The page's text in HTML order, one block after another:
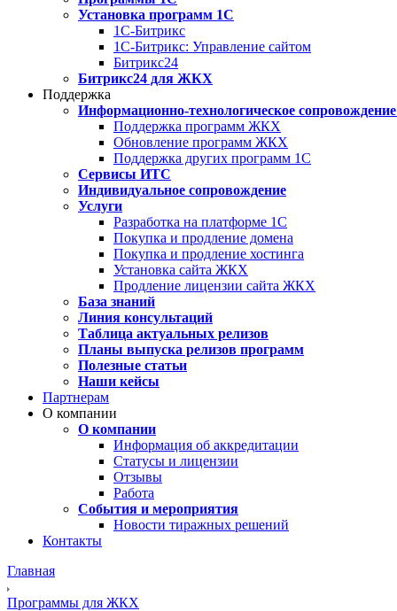
Установка программ 1С
1С-Битрикс
1С-Битрикс: Управление сайтом
Битрикс24
Битрикс24 для ЖКХ
Поддержка
Информационно-технологическое
Поддержка программ ЖКХ
Обновление программ ЖКХ
Поддержка других программ 1С
Сервисы ИТС
Индивидуальное сопровождение
Услуги
Разработка на платформе 1С
Покупка и продление домена
Покупка и продление хостинга
Установка сайта ЖКХ
Продление лицензии сайта ЖКХ
База знаний
Линия консультаций
Таблица актуальных релизов
Планы выпуска релизов программ
Полезные статьи
Наши кейсы
Партнерам
О компании
О компании
Информация об аккредитации
Статусы и лицензии
Отзывы
Работа
События и мероприятия
Новости тиражных решений
Контакты
Главная
Программы для ЖКХ